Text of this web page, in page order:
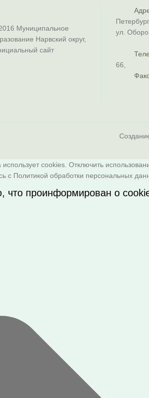
Муниципальное
Нарвский округ,
сайт
ул.
66
использует cookies. Отключить
с Политикой обработки персональных
что проинформирован о